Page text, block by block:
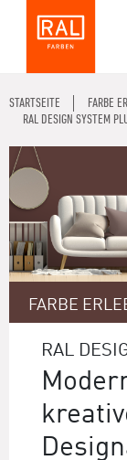
STARTSEITE FARBE
RAL DESIGN SYSTEM
FARBE
RAL